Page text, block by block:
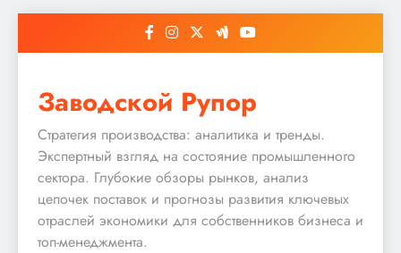
Заводской Рупор
Стратегия производства: аналитика и тренды.
Экспертный взгляд на состояние промышленного
сектора. Глубокие обзоры рынков, анализ
цепочек поставок и прогнозы развития ключевых
отраслей экономики для собственников бизнеса и
топ-менеджмента.